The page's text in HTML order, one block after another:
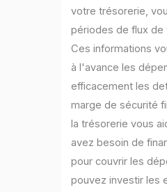
votre trésorerie,
périodes de flux
Ces informations
à l'avance les
efficacement les
marge de sécurité
la trésorerie vous
avez besoin de
pour couvrir les
pouvez investir les